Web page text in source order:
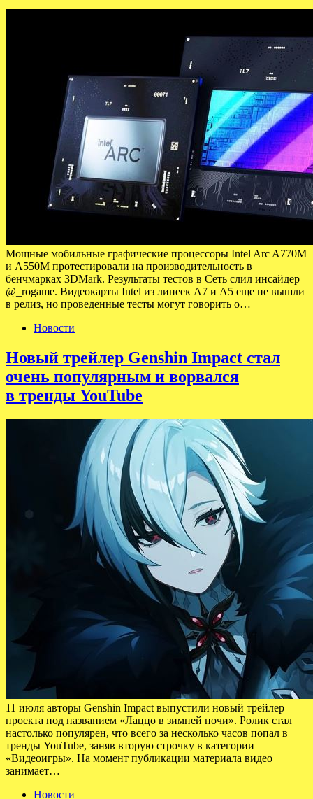
Мощные мобильные графические процессоры Intel Arc A770M
и A550M протестировали на производительность в
бенчмарках 3DMark. Результаты тестов в Сеть слил инсайдер
@_rogame. Видеокарты Intel из линеек A7 и A5 еще не вышли
в релиз, но проведенные тесты могут говорить о…
Новости
Новый трейлер Genshin Impact стал
очень популярным и ворвался
в тренды YouTube
11 июля авторы Genshin Impact выпустили новый трейлер
проекта под названием «Лаццо в зимней ночи». Ролик стал
настолько популярен, что всего за несколько часов попал в
тренды YouTube, заняв вторую строчку в категории
«Видеоигры». На момент публикации материала видео
занимает…
Новости